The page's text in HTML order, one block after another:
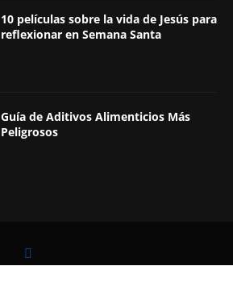
10 películas sobre la vida de Jesús para
reflexionar en Semana Santa
Guía de Aditivos Alimenticios Más
Peligrosos